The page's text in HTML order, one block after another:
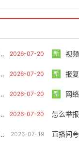
2026-07-20 新 视频
2026-07-20 新 报复
2026-07-20 新 网络
2026-07-20 怎么举报一
2026-07-19 直播间夸大